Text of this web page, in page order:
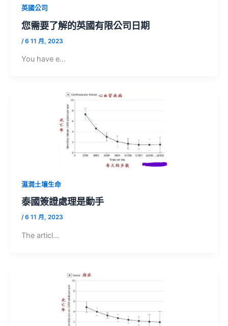
英國公司
您需要了解的英國有限公司日期
/6 11 月, 2023
You have e…
濕潤土壤生命
泰國簽證處理是動手
/6 11 月, 2023
The articl…